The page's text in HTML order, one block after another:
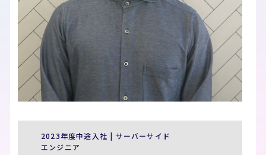
2023年度中途入社 | サーバーサイド
エンジニア